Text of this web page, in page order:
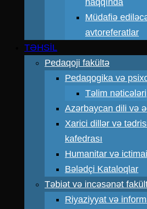
haqqında
Müdafiə
avtoreferatlar
TƏHSİL
Pedaqoji fakültə
Pedaqogika və
Təlim nəticələri
Azərbaycan dili və
Xarici dillər və
kafedrası
Humanitar və
Bələdçi Kataloqlar
Təbiət və incəsənət
Riyaziyyat və